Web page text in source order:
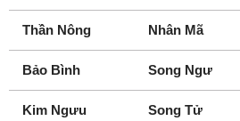
Thần Nông Nhân Mã
Bảo Bình Song Ngư
Kim Ngưu Song Tử